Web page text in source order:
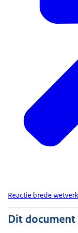
Reactie brede
Dit document